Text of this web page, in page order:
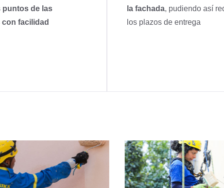
puntos de las
facilidad
la fachada, pudiendo así
los plazos de entrega